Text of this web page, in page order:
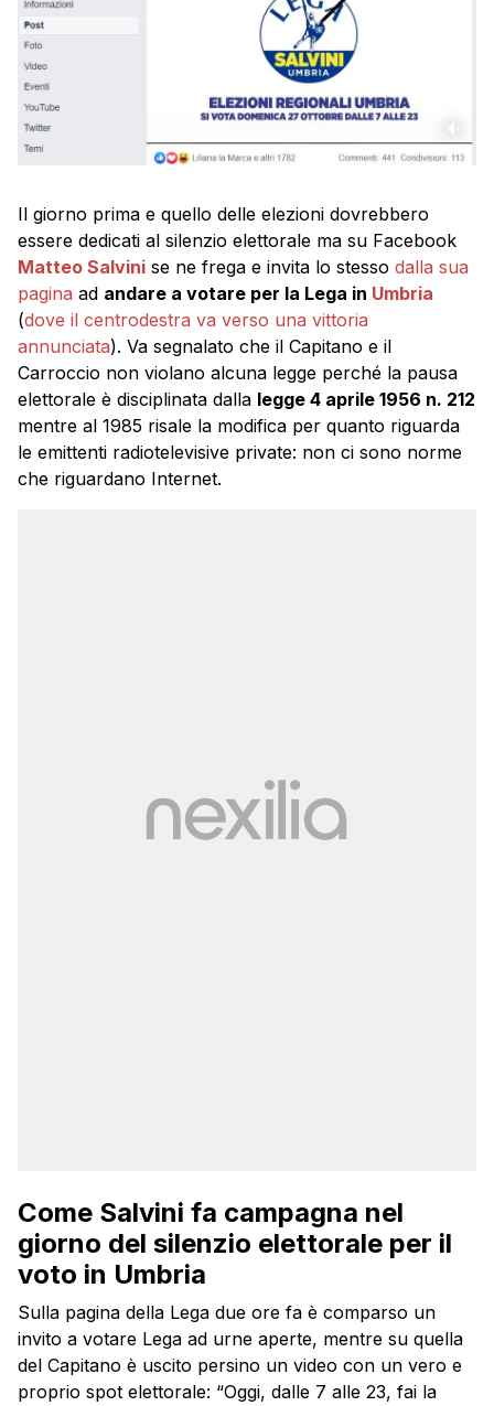
Il giorno prima e quello delle elezioni dovrebbero
essere dedicati al silenzio elettorale ma su Facebook
Matteo Salvini se ne frega e invita lo stesso dalla sua
pagina ad andare a votare per la Lega in Umbria
(dove il centrodestra va verso una vittoria
annunciata). Va segnalato che il Capitano e il
Carroccio non violano alcuna legge perché la pausa
elettorale è disciplinata dalla legge 4 aprile 1956 n. 212
mentre al 1985 risale la modifica per quanto riguarda
le emittenti radiotelevisive private: non ci sono norme
che riguardano Internet.
Come Salvini fa campagna nel
giorno del silenzio elettorale per il
voto in Umbria
Sulla pagina della Lega due ore fa è comparso un
invito a votare Lega ad urne aperte, mentre su quella
del Capitano è uscito persino un video con un vero e
proprio spot elettorale: “Oggi, dalle 7 alle 23, fai la